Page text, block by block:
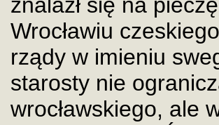
Wrocławiu
rządy w imieniu
starosty nie
wrocławskiego, ale